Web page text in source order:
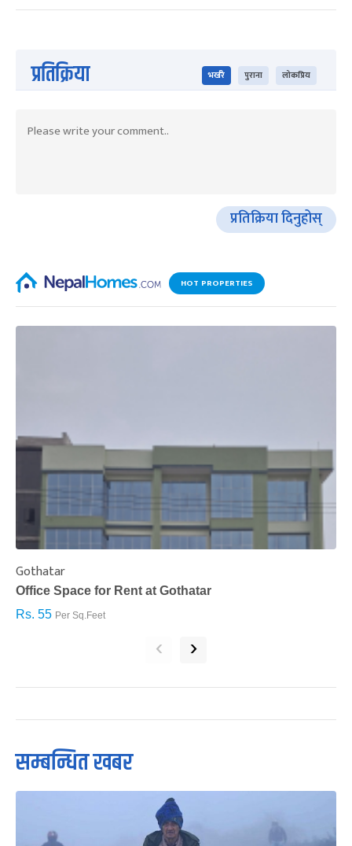
प्रतिक्रिया भर्खरै पुराना लोकप्रिय
प्रतिक्रिया दिनुहोस्
HOT PROPERTIES
Gothatar
Office Space for Rent at Gothatar
Rs. 55 Per Sq.Feet
‹ ›
सम्बन्धित खबर